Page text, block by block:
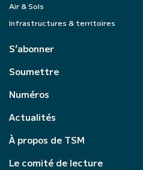
Air & Sols
Infrastructures & territoires
S’abonner
Soumettre
Numéros
Actualités
À propos de TSM
Le comité de lecture